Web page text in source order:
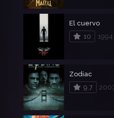
El cuervo
10
1994
Zodiac
9.7